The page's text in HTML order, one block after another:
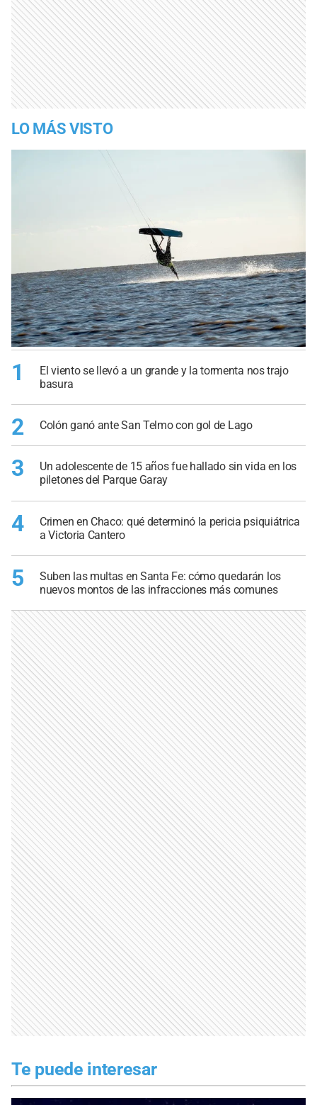
LO MÁS VISTO
1
El viento se llevó a un grande y la tormenta nos trajo
basura
2 Colón ganó ante San Telmo con gol de Lago
3
Un adolescente de 15 años fue hallado sin vida en los
piletones del Parque Garay
4
Crimen en Chaco: qué determinó la pericia psiquiátrica
a Victoria Cantero
5
Suben las multas en Santa Fe: cómo quedarán los
nuevos montos de las infracciones más comunes
Te puede interesar